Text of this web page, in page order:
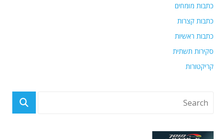
כתבות מומחים
כתבות קצרות
כתבות ראשיות
סקירות תשתית
קריקטורות